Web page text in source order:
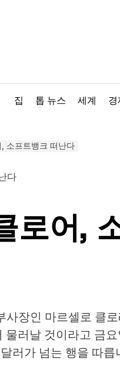
집
톱 뉴스 세계 경
소프트뱅크 떠난다
로어,
사장인 마르셀로 클
러날 것이라고 금
러가 넘는 행을 따릅